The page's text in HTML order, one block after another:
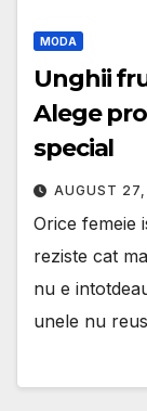
MODA
Unghii
Alege
special
AUGUST
Orice femeie
reziste cat
nu e
unele nu